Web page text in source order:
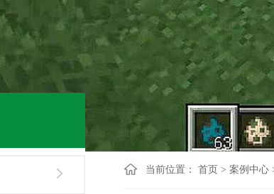
当前位置： 首页> 案例中心